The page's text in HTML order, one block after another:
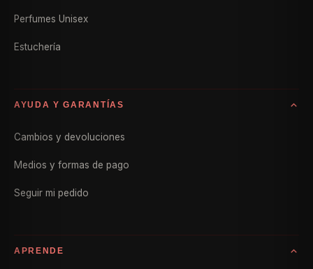
Perfumes Unisex
Estuchería
AYUDA Y GARANTÍAS
Cambios y devoluciones
Medios y formas de pago
Seguir mi pedido
APRENDE